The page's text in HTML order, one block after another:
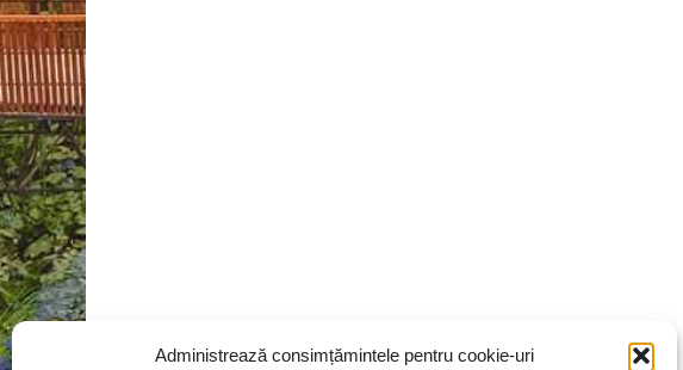
Administrează consimțămintele pentru cookie-uri